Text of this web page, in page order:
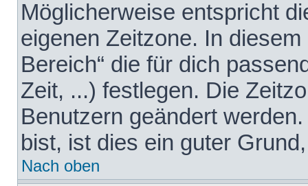
Möglicherweise entspricht
eigenen Zeitzone. In
Bereich“ die für dich
Zeit, ...) festlegen. Die
Benutzern geändert
bist, ist dies ein guter
Nach oben